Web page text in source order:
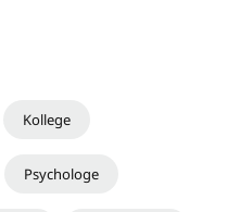
Kollege
Psychologe